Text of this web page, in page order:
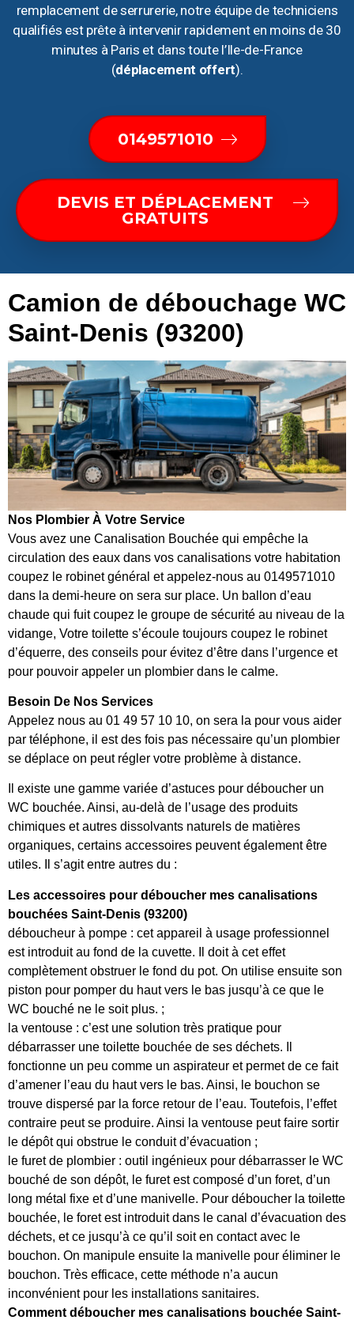
remplacement de serrurerie, notre équipe de techniciens
qualifiés est prête à intervenir rapidement en moins de 30
minutes à Paris et dans toute l’Ile-de-France
(déplacement offert).
0149571010
DEVIS ET DÉPLACEMENT
GRATUITS
Camion de débouchage WC
Saint-Denis (93200)
Nos Plombier À Votre Service
Vous avez une Canalisation Bouchée qui empêche la
circulation des eaux dans vos canalisations votre habitation
coupez le robinet général et appelez-nous au 0149571010
dans la demi-heure on sera sur place. Un ballon d’eau
chaude qui fuit coupez le groupe de sécurité au niveau de la
vidange, Votre toilette s’écoule toujours coupez le robinet
d’équerre, des conseils pour évitez d’être dans l’urgence et
pour pouvoir appeler un plombier dans le calme.
Besoin De Nos Services
Appelez nous au 01 49 57 10 10, on sera la pour vous aider
par téléphone, il est des fois pas nécessaire qu’un plombier
se déplace on peut régler votre problème à distance.
Il existe une gamme variée d’astuces pour déboucher un
WC bouchée. Ainsi, au-delà de l’usage des produits
chimiques et autres dissolvants naturels de matières
organiques, certains accessoires peuvent également être
utiles. Il s’agit entre autres du :
Les accessoires pour déboucher mes canalisations
bouchées Saint-Denis (93200)
déboucheur à pompe : cet appareil à usage professionnel
est introduit au fond de la cuvette. Il doit à cet effet
complètement obstruer le fond du pot. On utilise ensuite son
piston pour pomper du haut vers le bas jusqu’à ce que le
WC bouché ne le soit plus. ;
la ventouse : c’est une solution très pratique pour
débarrasser une toilette bouchée de ses déchets. Il
fonctionne un peu comme un aspirateur et permet de ce fait
d’amener l’eau du haut vers le bas. Ainsi, le bouchon se
trouve dispersé par la force retour de l’eau. Toutefois, l’effet
contraire peut se produire. Ainsi la ventouse peut faire sortir
le dépôt qui obstrue le conduit d’évacuation ;
le furet de plombier : outil ingénieux pour débarrasser le WC
bouché de son dépôt, le furet est composé d’un foret, d’un
long métal fixe et d’une manivelle. Pour déboucher la toilette
bouchée, le foret est introduit dans le canal d’évacuation des
déchets, et ce jusqu’à ce qu’il soit en contact avec le
bouchon. On manipule ensuite la manivelle pour éliminer le
bouchon. Très efficace, cette méthode n’a aucun
inconvénient pour les installations sanitaires.
Comment déboucher mes canalisations bouchée Saint-